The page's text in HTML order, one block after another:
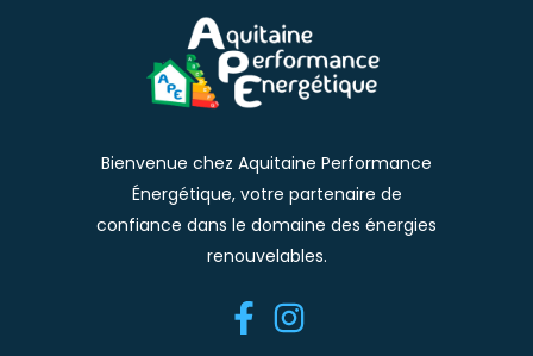
Bienvenue chez Aquitaine Performance
Énergétique, votre partenaire de
confiance dans le domaine des énergies
renouvelables.